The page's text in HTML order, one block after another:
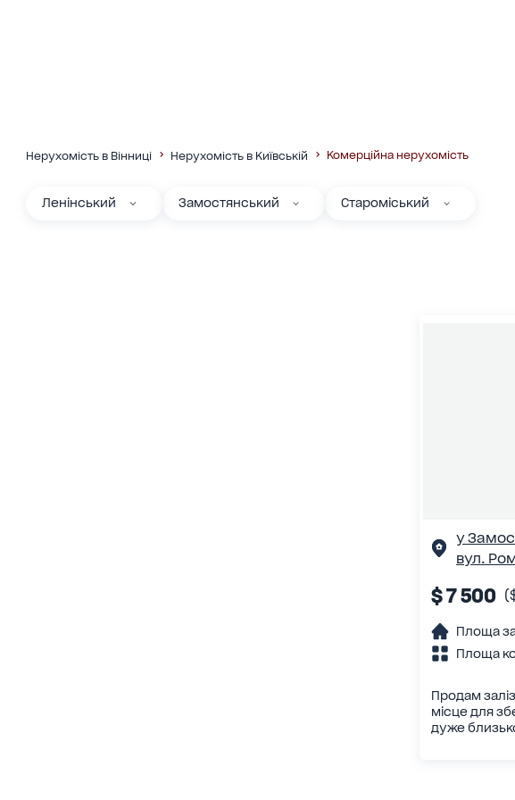
Нерухомість в Вінниці Нерухомість в Київській Комерційна нерухомість
Ленінський Замостянський Староміський
у
вул.
$ 7 500
Площа
Площа
Продам
місце для
дуже